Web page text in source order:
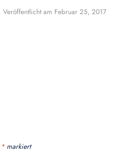
Veröffentlicht am Februar 25, 2017
*markiert